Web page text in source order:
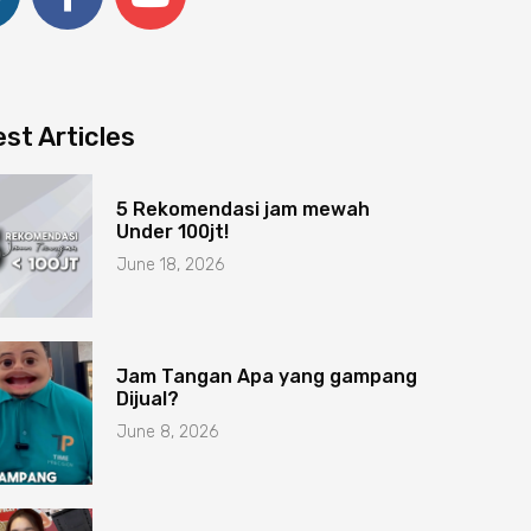
Articles
5 Rekomendasi jam mewah
Under 100jt!
June 18, 2026
Jam Tangan Apa yang gampang
Dijual?
June 8, 2026